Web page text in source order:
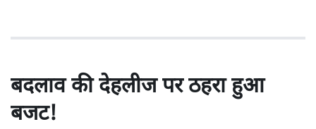
बदलाव की देहलीज पर ठहरा हुआ
बजट!